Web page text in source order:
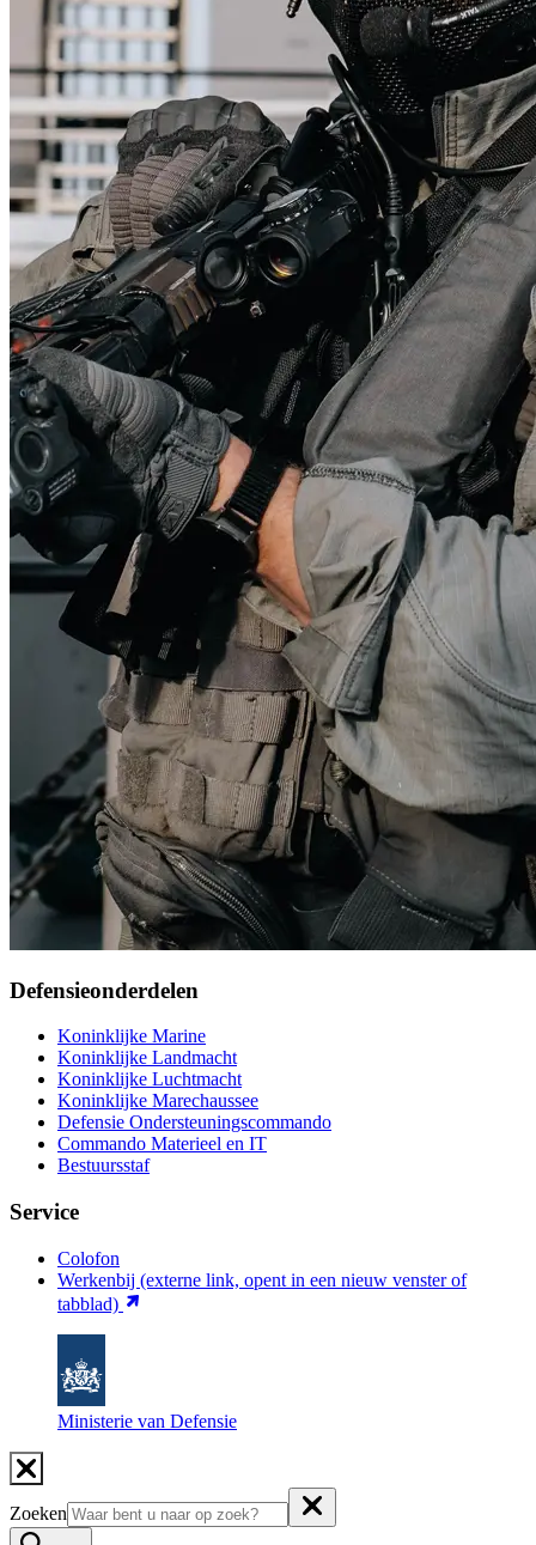
Defensieonderdelen
Koninklijke Marine
Koninklijke Landmacht
Koninklijke Luchtmacht
Koninklijke Marechaussee
Defensie Ondersteuningscommando
Commando Materieel en IT
Bestuursstaf
Service
Colofon
Werkenbij (externe link, opent in een nieuw venster of
tabblad)
Ministerie van Defensie
Zoeken